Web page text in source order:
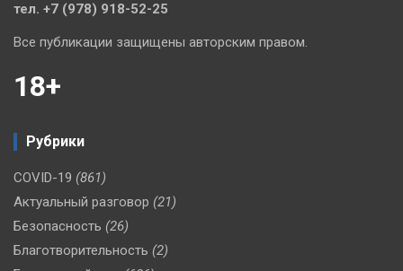
тел. +7 (978) 918-52-25
Все публикации защищены авторским правом.
18+
Рубрики
COVID-19 (861)
Актуальный разговор (21)
Безопасность (26)
Благотворительность (2)